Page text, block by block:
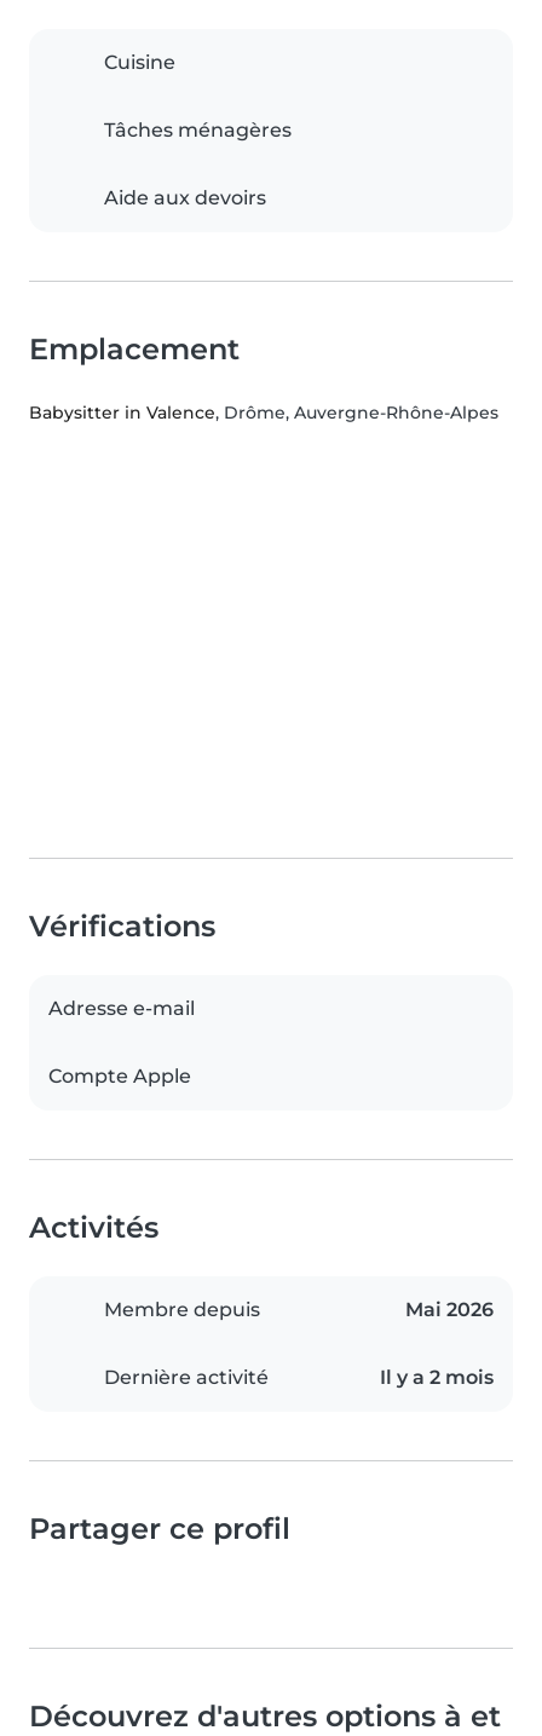
Cuisine
Tâches ménagères
Aide aux devoirs
Emplacement
Babysitter in Valence, Drôme, Auvergne-Rhône-Alpes
Vérifications
Adresse e-mail
Compte Apple
Activités
Membre depuis Mai 2026
Dernière activité Il y a 2 mois
Partager ce profil
Découvrez d'autres options à et